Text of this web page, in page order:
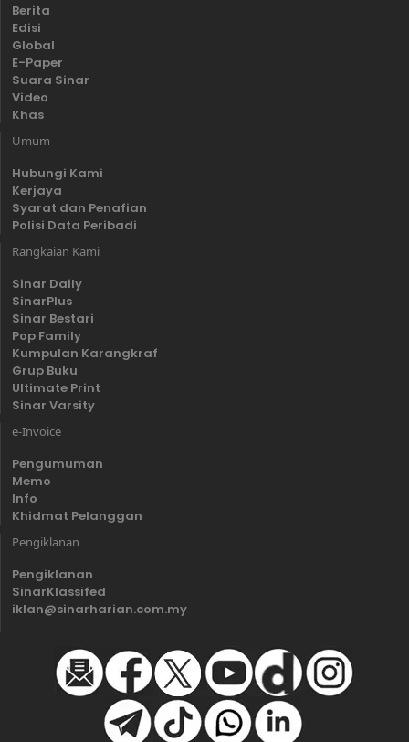
Berita
Edisi
Global
E-Paper
Suara Sinar
Video
Khas
Umum
Hubungi Kami
Kerjaya
Syarat dan Penafian
Polisi Data Peribadi
Rangkaian Kami
Sinar Daily
SinarPlus
Sinar Bestari
Pop Family
Kumpulan Karangkraf
Grup Buku
Ultimate Print
Sinar Varsity
e-Invoice
Pengumuman
Memo
Info
Khidmat Pelanggan
Pengiklanan
Pengiklanan
SinarKlassifed
iklan@sinarharian.com.my